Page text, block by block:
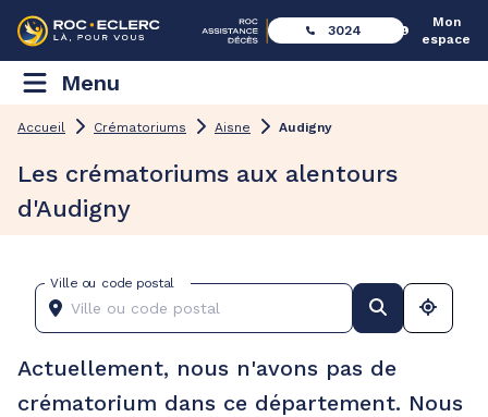
3024
Mon
espace
Menu
Accueil Crématoriums Aisne Audigny
Les crématoriums aux alentours
d'Audigny
Ville ou code postal
Actuellement, nous n'avons pas de
crématorium dans ce département. Nous